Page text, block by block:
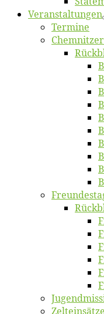
Ver­an­stal­tun­gen
Ter­mi­ne
Zelt­ein­sät­ze